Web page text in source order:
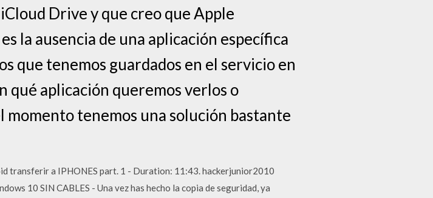
Drive y que creo que Apple
la ausencia de una aplicación específica
que tenemos guardados en el servicio en
qué aplicación queremos verlos o
tenemos una solución bastante
transferir a IPHONES part. 1 - Duration: 11:43. hackerjunior2010
10 SIN CABLES - Una vez has hecho la copia de seguridad, ya